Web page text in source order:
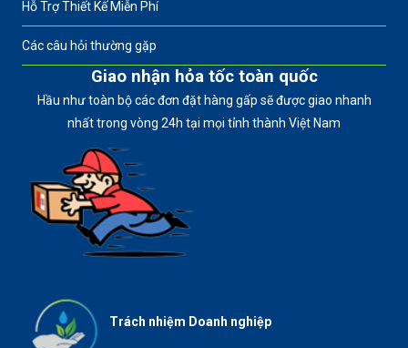
Hỗ Trợ Thiết Kế Miễn Phí
Các câu hỏi thường gặp
Giao nhận hỏa tốc toàn quốc
Hầu như toàn bộ các đơn đặt hàng gấp sẽ được giao nhanh
nhất trong vòng 24h tại mọi tỉnh thành Việt Nam
Trách nhiệm Doanh nghiệp